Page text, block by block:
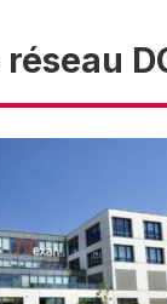
réseau